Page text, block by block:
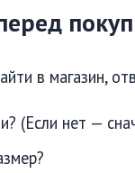
в магазин,
(Если нет —